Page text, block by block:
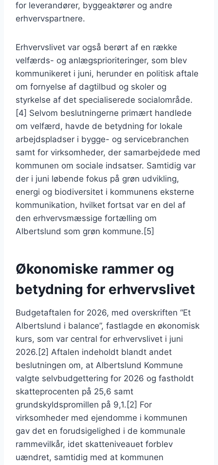
for leverandører, byggeaktører og andre
erhvervspartnere.
Erhvervslivet var også berørt af en række
velfærds- og anlægsprioriteringer, som blev
kommunikeret i juni, herunder en politisk aftale
om fornyelse af dagtilbud og skoler og
styrkelse af det specialiserede socialområde.
[4] Selvom beslutningerne primært handlede
om velfærd, havde de betydning for lokale
arbejdspladser i bygge- og servicebranchen
samt for virksomheder, der samarbejdede med
kommunen om sociale indsatser. Samtidig var
der i juni løbende fokus på grøn udvikling,
energi og biodiversitet i kommunens eksterne
kommunikation, hvilket fortsat var en del af
den erhvervsmæssige fortælling om
Albertslund som grøn kommune.[5]
Økonomiske rammer og
betydning for erhvervslivet
Budgetaftalen for 2026, med overskriften “Et
Albertslund i balance”, fastlagde en økonomisk
kurs, som var central for erhvervslivet i juni
2026.[2] Aftalen indeholdt blandt andet
beslutningen om, at Albertslund Kommune
valgte selvbudgettering for 2026 og fastholdt
skatteprocenten på 25,6 samt
grundskyldspromillen på 9,1.[2] For
virksomheder med ejendomme i kommunen
gav det en forudsigelighed i de kommunale
rammevilkår, idet skatteniveauet forblev
uændret, samtidig med at kommunen